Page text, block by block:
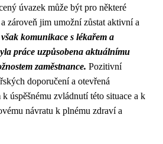
úvazek může být pro některé
zároveň jim umožní zůstat aktivní a
komunikace s lékařem a
práce uzpůsobena aktuálnímu
zaměstnance. Pozitivní
doporučení a otevřená
úspěšnému zvládnutí této situace a k
návratu k plnému zdraví a